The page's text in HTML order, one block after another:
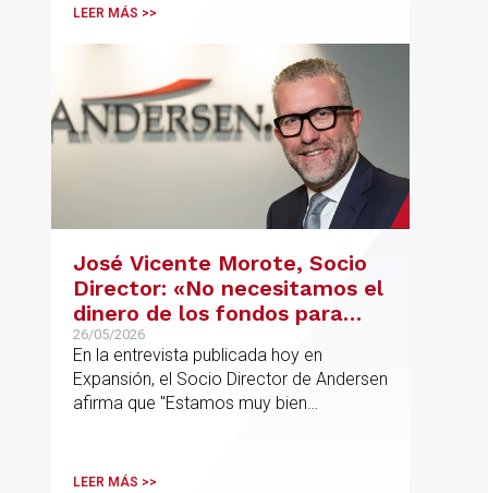
LEER MÁS >>
José Vicente Morote, Socio
Director: «No necesitamos el
dinero de los fondos para
desarrollar nuestro
proyecto»
26/05/2026
En la entrevista publicada hoy en
Expansión, el Socio Director de Andersen
afirma que "Estamos muy bien
tenemos y ese es el modelo que vamos
LEER MÁS >>